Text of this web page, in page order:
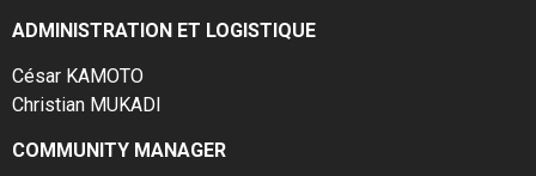
ADMINISTRATION ET LOGISTIQUE
César KAMOTO
Christian MUKADI
COMMUNITY MANAGER